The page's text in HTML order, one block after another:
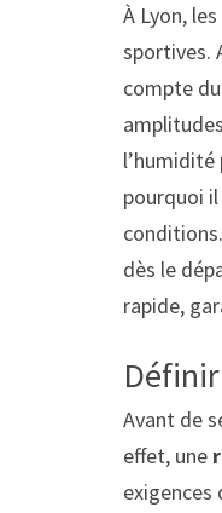
À Lyon,
sportives.
compte
pourquoi
dès le
rapide,
Avant de
effet, une
exigences